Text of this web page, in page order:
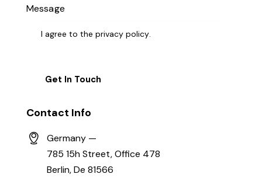
I agree to theprivacy policy.
Contact Info
Germany —
785 15h Street, Office 478
Berlin, De 81566